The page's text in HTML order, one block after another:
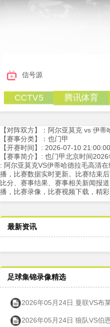
信号源
CCTV5 腾讯体育
【对阵双方】：阿尔亚莫克 vs 伊蒂
【赛事分类】：也门甲
【开赛时间】: 2026-07-10 21:00:00
【赛事简介】: 也门甲北京时间
: 阿尔亚莫克VS伊蒂哈德拉毛高清
播，比赛数据实时更新。比赛结束
比分、赛事结果、赛事相关新闻报
播，比赛录像，比赛视频下载，精彩
最新资讯
足球集锦录像精选
2026年05月24日 曼联VS布莱顿_
2026年05月24日 狼队VS伯恩利_